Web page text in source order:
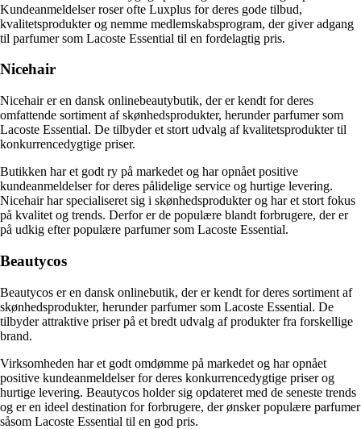
Kundeanmeldelser roser ofte Luxplus for deres gode tilbud,
kvalitetsprodukter og nemme medlemskabsprogram, der giver adgang
til parfumer som Lacoste Essential til en fordelagtig pris.
Nicehair
Nicehair er en dansk onlinebeautybutik, der er kendt for deres
omfattende sortiment af skønhedsprodukter, herunder parfumer som
Lacoste Essential. De tilbyder et stort udvalg af kvalitetsprodukter til
konkurrencedygtige priser.
Butikken har et godt ry på markedet og har opnået positive
kundeanmeldelser for deres pålidelige service og hurtige levering.
Nicehair har specialiseret sig i skønhedsprodukter og har et stort fokus
på kvalitet og trends. Derfor er de populære blandt forbrugere, der er
på udkig efter populære parfumer som Lacoste Essential.
Beautycos
Beautycos er en dansk onlinebutik, der er kendt for deres sortiment af
skønhedsprodukter, herunder parfumer som Lacoste Essential. De
tilbyder attraktive priser på et bredt udvalg af produkter fra forskellige
brand.
Virksomheden har et godt omdømme på markedet og har opnået
positive kundeanmeldelser for deres konkurrencedygtige priser og
hurtige levering. Beautycos holder sig opdateret med de seneste trends
og er en ideel destination for forbrugere, der ønsker populære parfumer
såsom Lacoste Essential til en god pris.